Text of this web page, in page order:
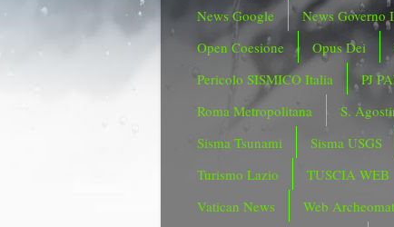
News Google
News Governo
Open Coesione
Opus Dei
Pericolo SISMICO Italia
PJ
Roma Metropolitana
S.
Sisma Tsunami
Sisma USGS
Turismo Lazio
TUSCIA WEB
Vatican News
Web